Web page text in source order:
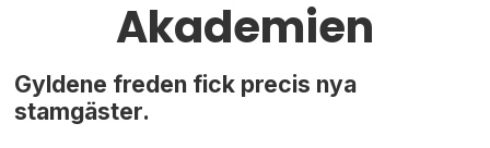
Akademien
Gyldene freden fick precis nya
stamgäster.